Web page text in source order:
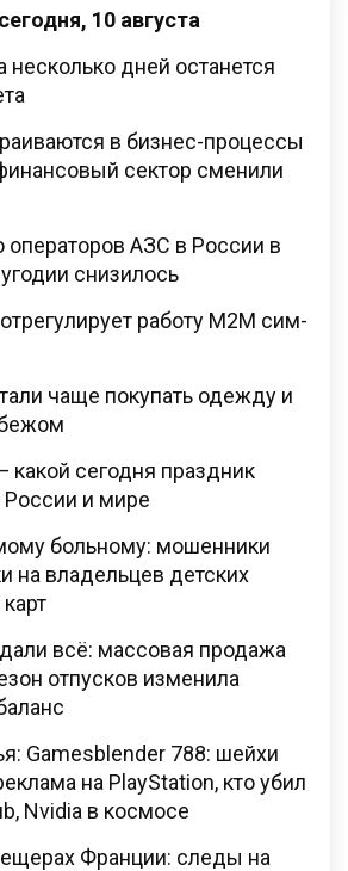
10 августа
несколько дней останется
в бизнес-процессы
сектор сменили
операторов АЗС в России в
снизилось
работу M2M сим-
чаще покупать одежду и
какой сегодня праздник
и мире
больному: мошенники
на владельцев детских
всё: массовая продажа
отпусков изменила
Gamesblender 788: шейхи
на PlayStation, кто убил
Nvidia в космосе
Франции: следы на